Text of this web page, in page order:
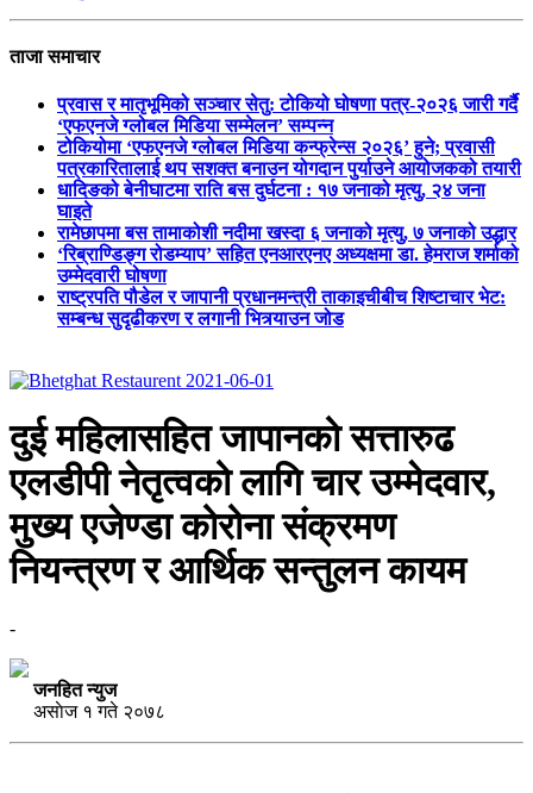
ताजा समाचार
प्रवास र मातृभूमिको सञ्चार सेतु: टोकियो घोषणा पत्र-२०२६ जारी गर्दै
‘एफएनजे ग्लोबल मिडिया सम्मेलन’ सम्पन्न
टोकियोमा ‘एफएनजे ग्लोबल मिडिया कन्फ्रेन्स २०२६’ हुने; प्रवासी
पत्रकारितालाई थप सशक्त बनाउन योगदान पुर्याउने आयोजकको तयारी
धादिङको बेनीघाटमा राति बस दुर्घटना : १७ जनाको मृत्यु, २४ जना
घाइते
रामेछापमा बस तामाकोशी नदीमा खस्दा ६ जनाको मृत्यु, ७ जनाको उद्धार
‘रिब्राण्डिङ्ग रोडम्याप’ सहित एनआरएनए अध्यक्षमा डा. हेमराज शर्माको
उम्मेदवारी घोषणा
राष्ट्रपति पौडेल र जापानी प्रधानमन्त्री ताकाइचीबीच शिष्टाचार भेट:
सम्बन्ध सुदृढीकरण र लगानी भित्र्याउन जोड
दुई महिलासहित जापानको सत्तारुढ
एलडीपी नेतृत्वको लागि चार उम्मेदवार,
मुख्य एजेण्डा कोरोना संक्रमण
नियन्त्रण र आर्थिक सन्तुलन कायम
-
जनहित न्युज
असाेज १ गते २०७८